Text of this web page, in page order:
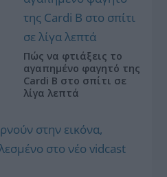
Πώς να φτιάξεις το
αγαπημένο φαγητό της
Cardi B στο σπίτι σε
λίγα λεπτά